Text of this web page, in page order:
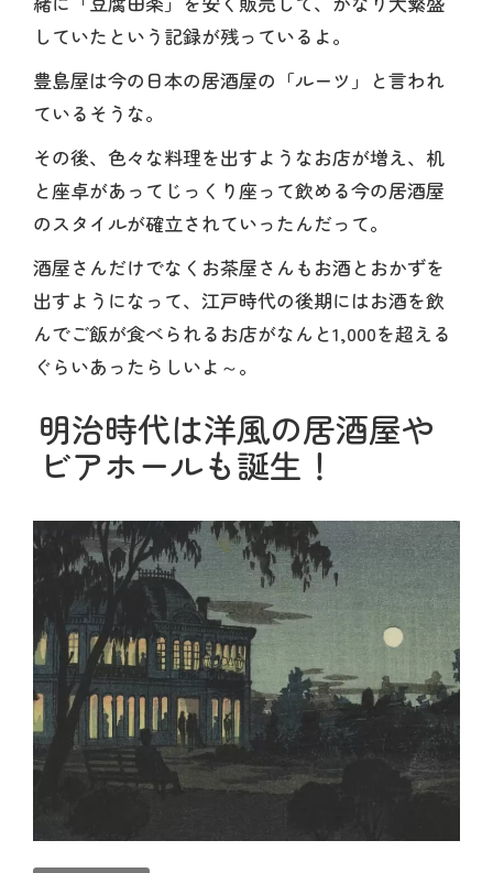
していたという記録が残っているよ。
豊島屋は今の日本の居酒屋の「ルーツ」と言われ
ているそうな。
その後、色々な料理を出すようなお店が増え、机
と座卓があってじっくり座って飲める今の居酒屋
のスタイルが確立されていったんだって。
酒屋さんだけでなくお茶屋さんもお酒とおかずを
出すようになって、江戸時代の後期にはお酒を飲
んでご飯が食べられるお店がなんと1,000を超える
ぐらいあったらしいよ～。
明治時代は洋風の居酒屋や
ビアホールも誕生！